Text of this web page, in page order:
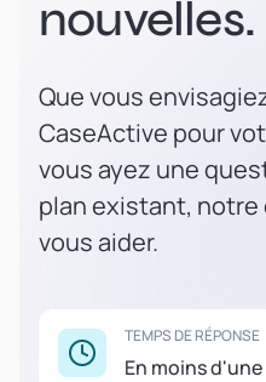
nouvelles.
Que vous
CaseActive pour
vous ayez une
plan existant,
vous aider.
TEMPS DE RÉPONSE
En moins